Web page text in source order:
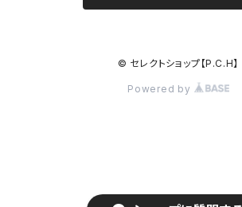
© セレクトショップ【P.C.H】
Powered by